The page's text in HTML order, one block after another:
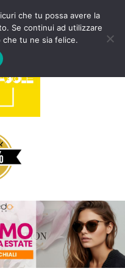
che tu possa avere la
Se continui ad utilizzare
che tu ne sia felice.